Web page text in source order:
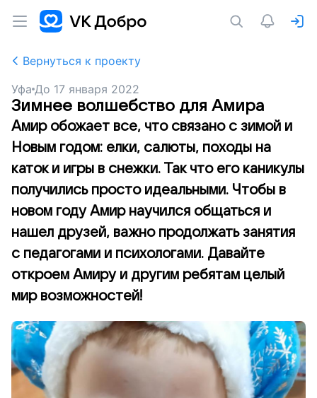
Вернуться к проекту
Уфа До 17 января 2022
Зимнее волшебство для Амира
Амир обожает все, что связано с зимой и
Новым годом: елки, салюты, походы на
каток и игры в снежки. Так что его каникулы
получились просто идеальными. Чтобы в
новом году Амир научился общаться и
нашел друзей, важно продолжать занятия
с педагогами и психологами. Давайте
откроем Амиру и другим ребятам целый
мир возможностей!